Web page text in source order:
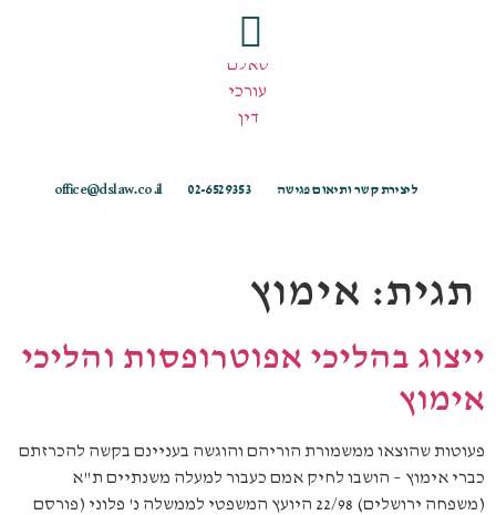
ליצירת קשר ותיאום פגישה 02-6529353
office@dslaw.co.il
תגית: אימוץ
ייצוג בהליכי אפוטרופסות והליכי
אימוץ
פעוטות שהוצאו ממשמורת הוריהם והוגשה בעניינם בקשה להכרזתם
כברי אימוץ – הושבו לחיק אמם כעבור למעלה משנתיים ת"א
(משפחה ירושלים) 22/98 היועץ המשפטי לממשלה נ' פלוני (פורסם